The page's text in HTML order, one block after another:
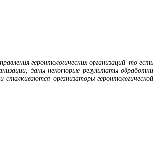
геронтологических организаций, то есть
даны некоторые результаты обработки
организаторы геронтологической